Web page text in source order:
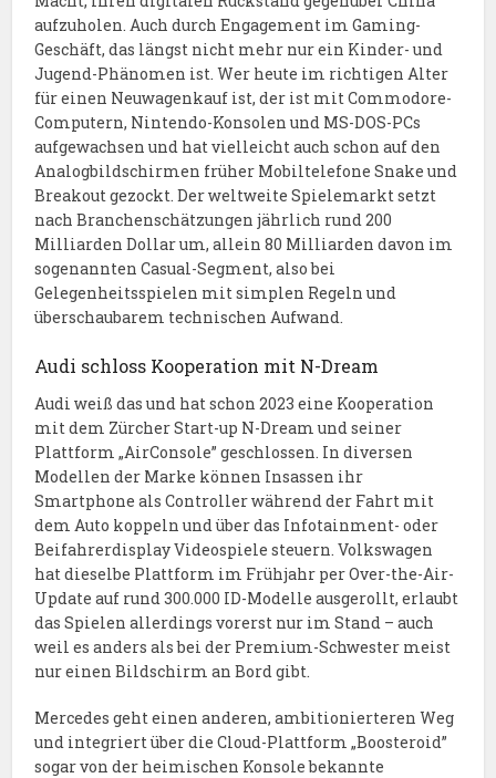
aufzuholen. Auch durch Engagement im Gaming-
Geschäft, das längst nicht mehr nur ein Kinder- und
Jugend-Phänomen ist. Wer heute im richtigen Alter
für einen Neuwagenkauf ist, der ist mit Commodore-
Computern, Nintendo-Konsolen und MS-DOS-PCs
aufgewachsen und hat vielleicht auch schon auf den
Analogbildschirmen früher Mobiltelefone Snake und
Breakout gezockt. Der weltweite Spielemarkt setzt
nach Branchenschätzungen jährlich rund 200
Milliarden Dollar um, allein 80 Milliarden davon im
sogenannten Casual-Segment, also bei
Gelegenheitsspielen mit simplen Regeln und
überschaubarem technischen Aufwand.
Audi schloss Kooperation mit N-Dream
Audi weiß das und hat schon 2023 eine Kooperation
mit dem Zürcher Start-up N-Dream und seiner
Plattform „AirConsole” geschlossen. In diversen
Modellen der Marke können Insassen ihr
Smartphone als Controller während der Fahrt mit
dem Auto koppeln und über das Infotainment- oder
Beifahrerdisplay Videospiele steuern. Volkswagen
hat dieselbe Plattform im Frühjahr per Over-the-Air-
Update auf rund 300.000 ID-Modelle ausgerollt, erlaubt
das Spielen allerdings vorerst nur im Stand – auch
weil es anders als bei der Premium-Schwester meist
nur einen Bildschirm an Bord gibt.
Mercedes geht einen anderen, ambitionierteren Weg
und integriert über die Cloud-Plattform „Boosteroid”
sogar von der heimischen Konsole bekannte